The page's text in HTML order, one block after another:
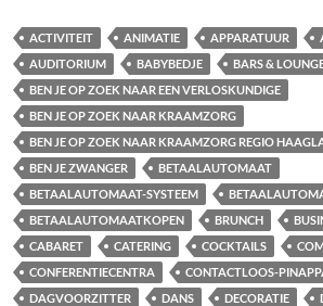
ACTIVITEIT ANIMATIE APPARATUUR
AUDITORIUM
BABYBEDJE
BARS &
BEN JE OP ZOEK NAAR EEN VERLOSKUNDIGE
BEN JE OP ZOEK NAAR KRAAMZORG
BEN JE OP ZOEK NAAR KRAAMZORG REGIO
BEN JE ZWANGER
BETAALAUTOMAAT
BETAALAUTOMAAT-SYSTEEM
BETAALAUTOMAATKOPEN
BRUNCH
CABARET
CATERING COCKTAILS
CONFERENTIECENTRA
CONTACTLOOS-
DAGVOORZITTER
DANS DECORATIE